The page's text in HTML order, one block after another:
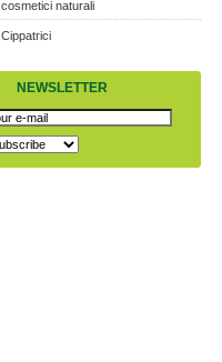
cosmetici naturali
Cippatrici
NEWSLETTER